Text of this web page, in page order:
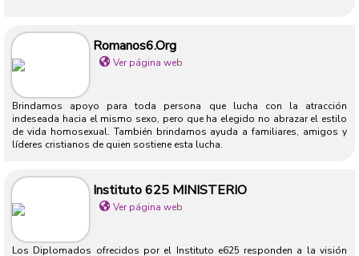
Romanos6.org
Ver página web
Brindamos apoyo para toda persona que lucha con la atracción
indeseada hacia el mismo sexo, pero que ha elegido no abrazar el estilo
de vida homosexual. También brindamos ayuda a familiares, amigos y
líderes cristianos de quien sostiene esta lucha.
Instituto 625 MINISTERIO
Ver página web
Los Diplomados ofrecidos por el Instituto e625 responden a la visión